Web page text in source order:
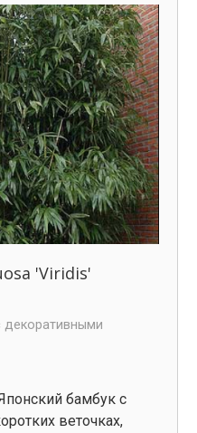
'Viridis'
декоративными
бамбук с
веточках,